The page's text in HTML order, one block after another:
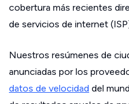
cobertura más recientes
de servicios de internet
Nuestros resúmenes de
anunciadas por los
datos de velocidad del